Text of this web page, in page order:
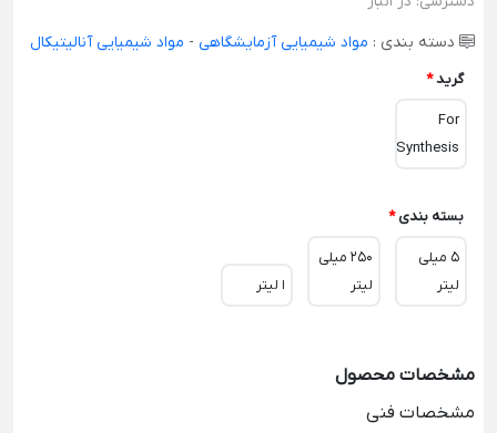
دسته بندی : مواد شیمیایی آزمایشگاهی - مواد شیمیایی آنالیتیکال
گرید*
For
Synthesis
بسته بندی *
5 میلی
لیتر
250 میلی
لیتر
ا لیتر
مشخصات محصول
مشخصات فنی